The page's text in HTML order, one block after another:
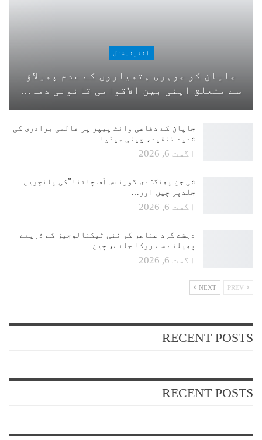
انٹرنیشنل
جاپان کو جوہری ہتھیاروں کے عدم پھیلاؤ
سے متعلق اپنی بین الاقوامی قانونی ذمہ…
جاپان کے دفاعی وائٹ پیپر پر عالمی برادری کی
شدید تنقید، چینی میڈیا
اگست 6, 2026
شی جن پھنگ: دی گورننس آف چائنا”کی پانچویں
جلدپر چین اور…
اگست 6, 2026
دہشت گرد عناصر کو نئی ٹیکنالوجیز کے ذریعے
پھیلنے سے روکا جائے، چین
اگست 6, 2026
NEXT
RECENT POSTS
RECENT POSTS